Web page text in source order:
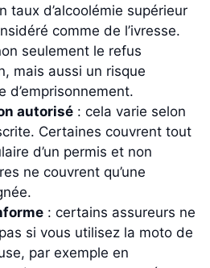
taux d’alcoolémie supérieur
comme de l’ivresse.
seulement le refus
mais aussi un risque
d’emprisonnement.
autorisé : cela varie selon
Certaines couvrent tout
d’un permis et non
ne couvrent qu’une
: certains assureurs ne
si vous utilisez la moto de
par exemple en